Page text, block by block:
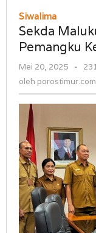
Siwalima
Sekda
Pemangku
Mei 20, 2025
oleh
-
oleh porostimur.com